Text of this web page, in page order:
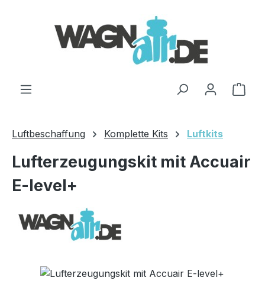
Luftbeschaffung Komplette Kits Luftkits
Lufterzeugungskit mit Accuair
E-level+
Bildergalerie überspringen